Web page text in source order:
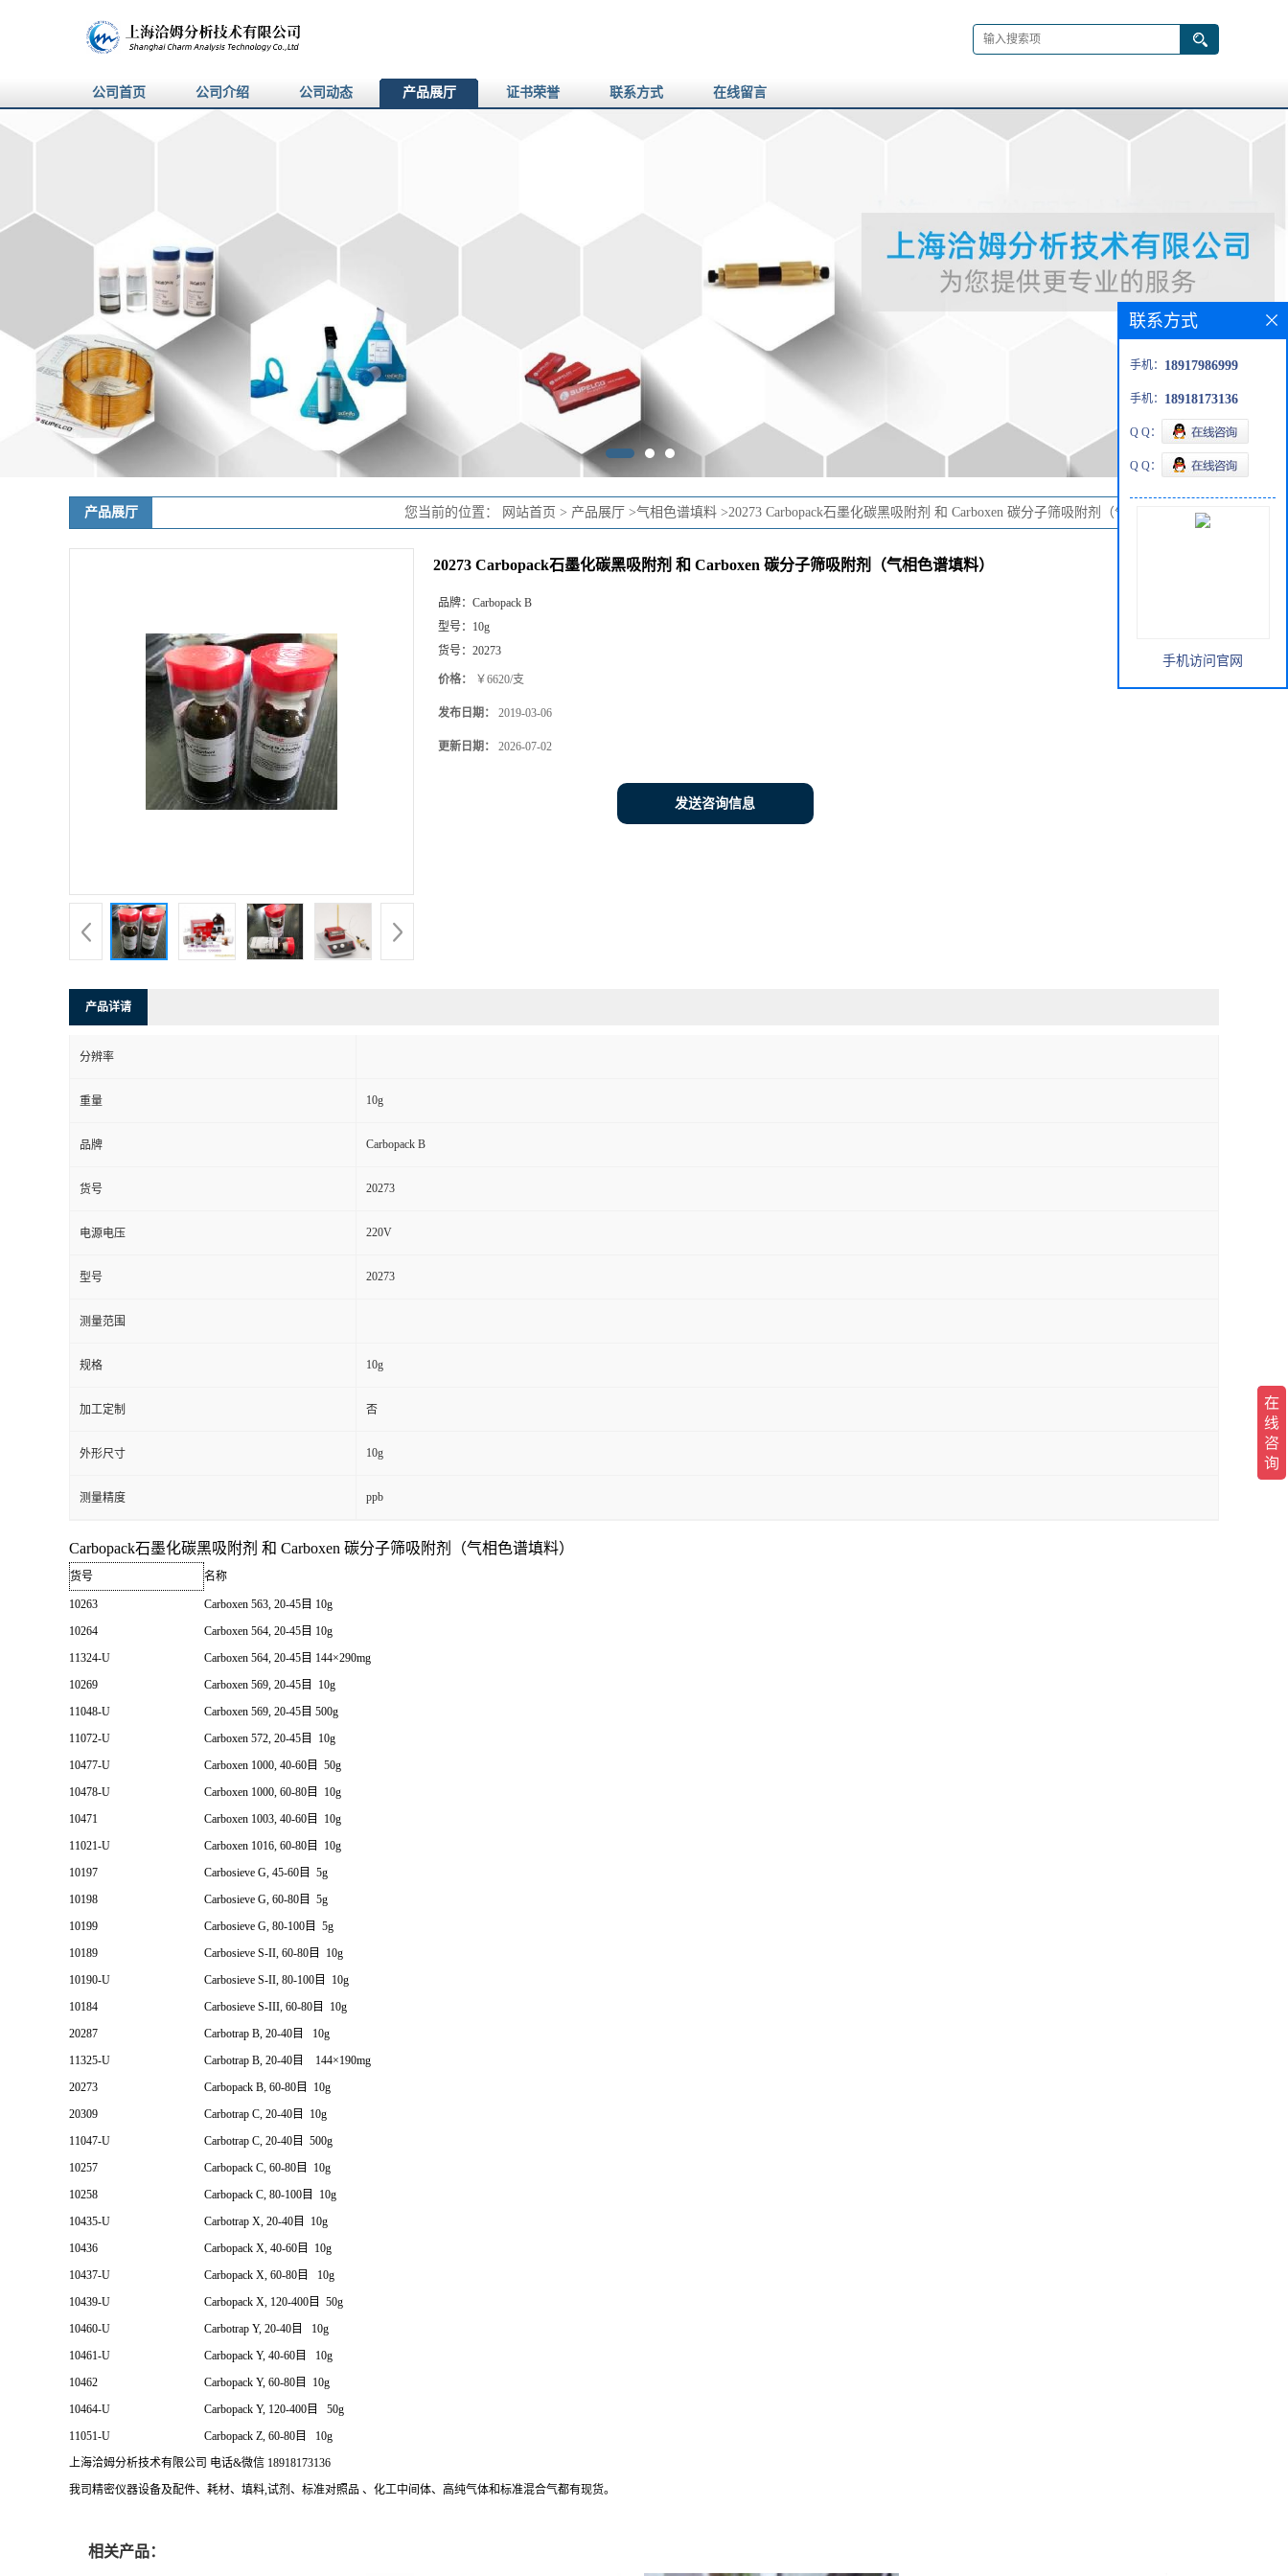
公司首页 公司介绍 公司动态 产品展厅 证书荣誉 联系方式 在线留言
产品展厅 您当前的位置： 网站首页 > 产品展厅 >气相色谱填料 >20273 Carbopack石墨化碳黑吸附剂 和 Carboxen 碳分子筛吸附剂（气相色谱填料）
20273 Carbopack石墨化碳黑吸附剂 和 Carboxen 碳分子筛吸附剂（气相色谱填料）
品牌： Carbopack B
型号： 10g
货号： 20273
价格： ￥6620/支
发布日期： 2019-03-06
更新日期： 2026-07-02
发送咨询信息
产品详请
分辨率
重量 10g
品牌 Carbopack B
货号 20273
电源电压 220V
型号 20273
测量范围
规格 10g
加工定制 否
外形尺寸 10g
测量精度 ppb
Carbopack石墨化碳黑吸附剂 和 Carboxen 碳分子筛吸附剂（气相色谱填料）
货号 名称
10263
Carboxen 563, 20-45目 10g
10264
Carboxen 564, 20-45目 10g
11324-U
Carboxen 564, 20-45目 144×290mg
10269
Carboxen 569, 20-45目 10g
11048-U
Carboxen 569, 20-45目 500g
11072-U
Carboxen 572, 20-45目 10g
10477-U
Carboxen 1000, 40-60目 50g
10478-U
Carboxen 1000, 60-80目 10g
10471
Carboxen 1003, 40-60目 10g
11021-U
Carboxen 1016, 60-80目 10g
10197
Carbosieve G, 45-60目 5g
10198
Carbosieve G, 60-80目 5g
10199
Carbosieve G, 80-100目 5g
10189
Carbosieve S-II, 60-80目 10g
10190-U
Carbosieve S-II, 80-100目 10g
10184
Carbosieve S-III, 60-80目 10g
20287
Carbotrap B, 20-40目 10g
11325-U
Carbotrap B, 20-40目 144×190mg
20273
Carbopack B, 60-80目 10g
20309
Carbotrap C, 20-40目 10g
11047-U
Carbotrap C, 20-40目 500g
10257
Carbopack C, 60-80目 10g
10258
Carbopack C, 80-100目 10g
10435-U
Carbotrap X, 20-40目 10g
10436
Carbopack X, 40-60目 10g
10437-U
Carbopack X, 60-80目 10g
10439-U
Carbopack X, 120-400目 50g
10460-U
Carbotrap Y, 20-40目 10g
10461-U
Carbopack Y, 40-60目 10g
10462
Carbopack Y, 60-80目 10g
10464-U
Carbopack Y, 120-400目 50g
11051-U
Carbopack Z, 60-80目 10g
上海洽姆分析技术有限公司 电话&微信 18918173136
我司精密仪器设备及配件、耗材、填料,试剂、标准对照品 、化工中间体、高纯气体和标准混合气都有现货。
相关产品：
联系方式
手机： 18917986999
手机： 18918173136
Q Q：
Q Q：
手机访问官网